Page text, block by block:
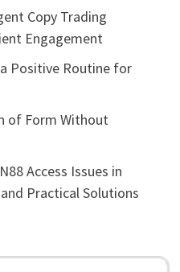
Copy Trading
Engagement
Positive Routine for
of Form Without
Access Issues in
Practical Solutions